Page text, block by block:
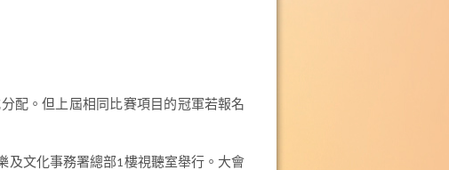
配。但上屆相同比賽項目的冠軍若報名
及文化事務署總部1樓視聽室舉行。大會